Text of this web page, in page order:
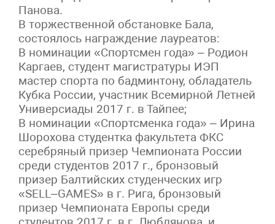
Панова.
В торжественной обстановке Бала,
состоялось награждение лауреатов:
В номинации «Спортсмен года» – Родион
Каргаев, студент магистратуры ИЭП
мастер спорта по бадминтону, обладатель
Кубка России, участник Всемирной Летней
Универсиады 2017 г. в Тайпее;
В номинации «Спортсменка года» – Ирина
Шорохова студентка факультета ФКС
серебряный призер Чемпионата России
среди студентов 2017 г., бронзовый
призер Балтийских студенческих игр
«SELL–GAMES» в г. Рига, бронзовый
призер Чемпионата Европы среди